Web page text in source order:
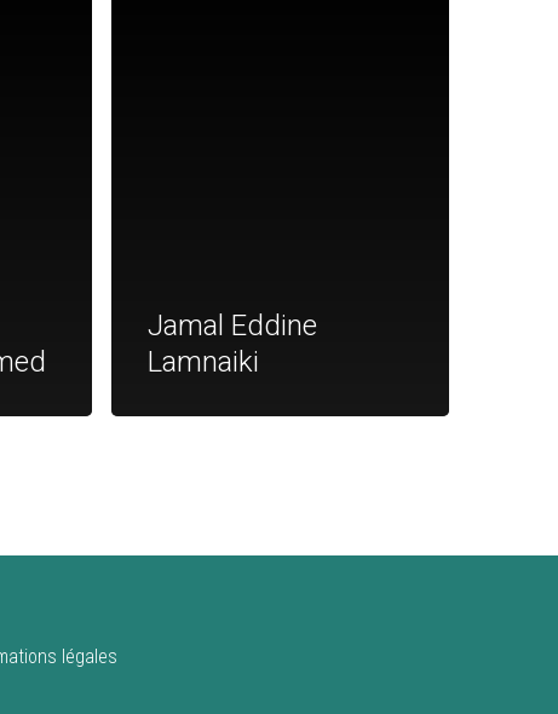
Jamal Eddine
Lamnaiki
légales